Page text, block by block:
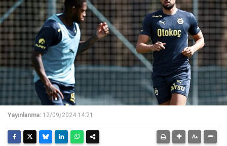
Yayınlanma: 12/09/2024 14:21